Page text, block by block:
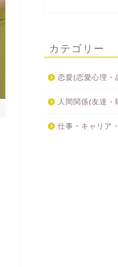
カテゴリー
恋愛(恋愛心理・
人間関係(友達・
仕事・キャリア